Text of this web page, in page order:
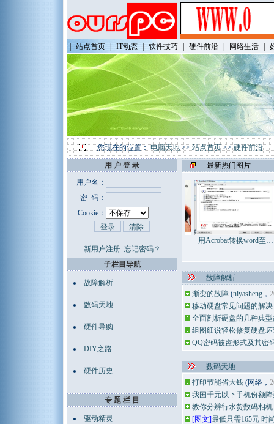
站点首页 IT动态 软件技巧 硬件前沿 网络生活
您现在的位置：电脑天地>>站点首页>>硬件前沿
用 户 登 录
用户名：
密 码：
Cookie：
新用户注册 忘记密码？
子栏目导航
故障解析
数码天地
硬件导购
DIY之路
硬件历史
专 题 栏 目
驱动精灵
最新热门图片
用Acrobat转换word至…
故障解析
渐变的故障 (niyasheng ，
移动硬盘常见问题的解决
全面剖析硬盘的几种典
组图细说轻松修复硬盘
QQ密码被盗形式及其密
数码天地
打印节能省大钱 (网络，
我国千元以下手机份额
教你分辨行水货数码相机
[图文]最低只需165元 时